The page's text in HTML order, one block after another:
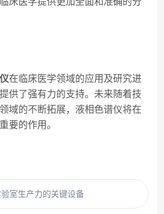
在临床医学领域的应用及研究进
供了强有力的支持。未来随着技
域的不断拓展，液相色谱仪将在
要的作用。
室生产力的关键设备